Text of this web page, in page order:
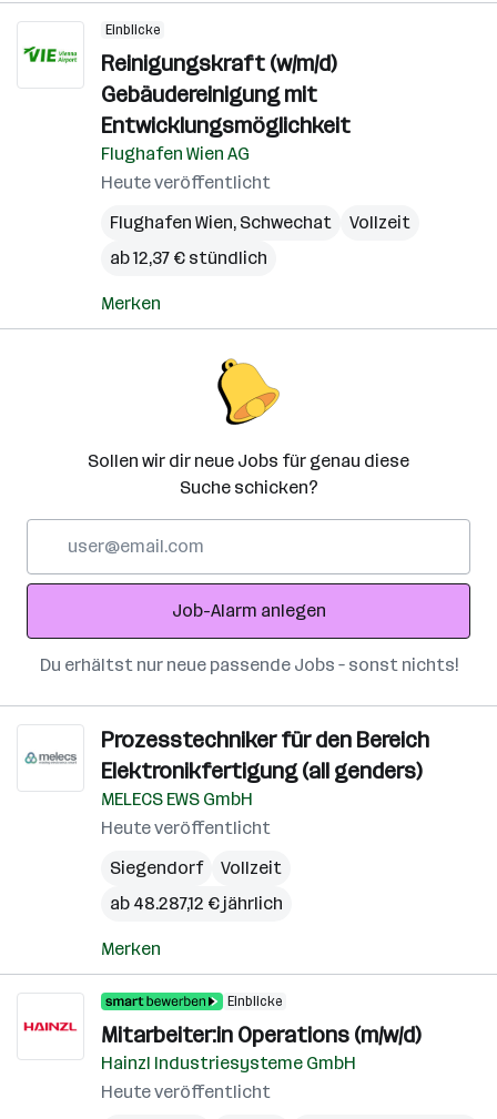
Einblicke
Reinigungskraft (w/m/d)
Gebäudereinigung mit
Entwicklungsmöglichkeit
Flughafen Wien AG
Heute veröffentlicht
Flughafen Wien, Schwechat
Vollzeit
ab 12,37 € stündlich
Merken
Sollen wir dir neue Jobs für genau diese
Suche schicken?
Adresse
Job-Alarm anlegen
Du erhältst nur neue passende Jobs – sonst nichts!
Prozesstechniker für den Bereich
Elektronikfertigung (all genders)
MELECS EWS GmbH
Heute veröffentlicht
Siegendorf
Vollzeit
ab 48.287,12 € jährlich
Merken
Einblicke
Mitarbeiter:in Operations (m/w/d)
Hainzl Industriesysteme GmbH
Heute veröffentlicht